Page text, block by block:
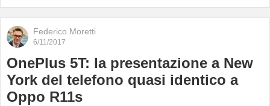
Federico Moretti
6/11/2017
OnePlus 5T: la presentazione a New
York del telefono quasi identico a
Oppo R11s